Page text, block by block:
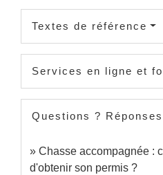
Textes de référence
Services en ligne et
Questions ?
Chasse accompagnée :
d'obtenir son permis ?